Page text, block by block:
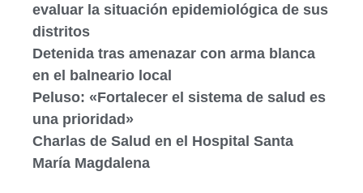
evaluar la situación epidemiológica de sus
distritos
Detenida tras amenazar con arma blanca
en el balneario local
Peluso: «Fortalecer el sistema de salud es
una prioridad»
Charlas de Salud en el Hospital Santa
María Magdalena